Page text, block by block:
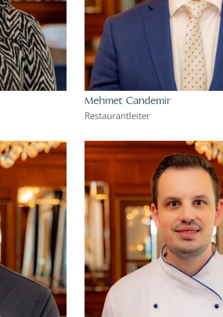
Mehmet Candemir
Restaurantleiter